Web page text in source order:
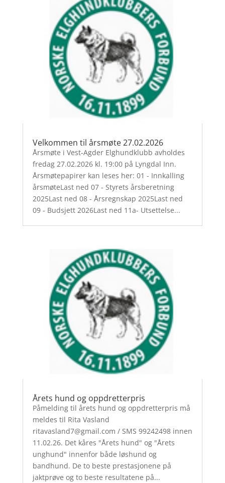
Velkommen til årsmøte 27.02.2026
Årsmøte i Vest-Agder Elghundklubb avholdes
fredag 27.02.2026 kl. 19:00 på Lyngdal Inn.
Årsmøtepapirer kan leses her: 01 - Innkalling
årsmøteLast ned 07 - Styrets årsberetning
2025Last ned 08 - Årsregnskap 2025Last ned
09 - Budsjett 2026Last ned 11a- Utsettelse...
Årets hund og oppdretterpris
Påmelding til årets hund og oppdretterpris må
meldes til Rita Vasland
ritavasland7@gmail.com / SMS 99242498 innen
11.02.26. Det kåres "Årets hund" og "Årets
unghund" innenfor både løshund og
bandhund. De to beste prestasjonene på
jaktprøve og to beste resultatene på...